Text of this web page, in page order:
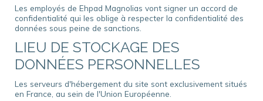
Les employés de Ehpad Magnolias vont signer un accord de
confidentialité qui les oblige à respecter la confidentialité des
données sous peine de sanctions.
LIEU DE STOCKAGE DES
DONNÉES PERSONNELLES
Les serveurs d'hébergement du site sont exclusivement situés
en France, au sein de l'Union Européenne.